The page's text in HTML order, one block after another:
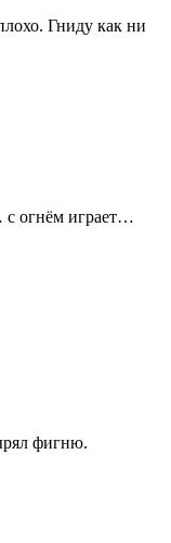
Гниду как ни
с огнём играет…
фигню.